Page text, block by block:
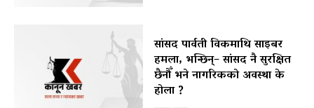
सांसद पार्वती विकमाथि साइबर
हमला, भन्छिन्– सांसद नै सुरक्षित
छैनौँ भने नागरिकको अवस्था के
होला ?